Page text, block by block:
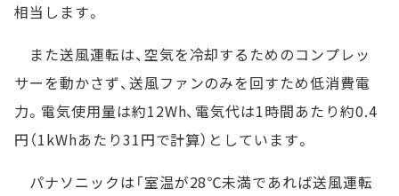
相当します。
また送風運転は、空気を冷却するためのコンプレッ
サーを動かさず、送風ファンのみを回すため低消費電
力。電気使用量は約12Wh、電気代は1時間あたり約0.4
円（1kWhあたり31円で計算）としています。
パナソニックは「室温が28℃未満であれば送風運転